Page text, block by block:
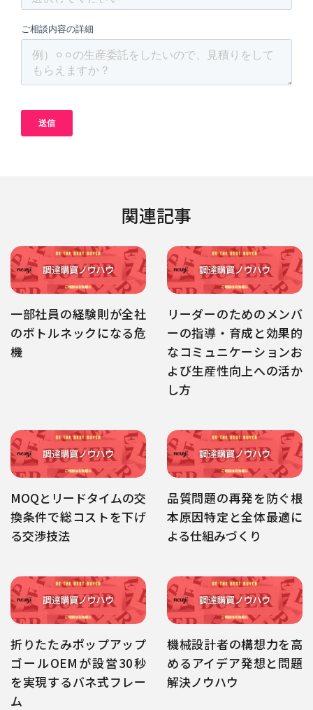
関連記事
一部社員の経験則が全社
のボトルネックになる危
機
リーダーのためのメンバ
ーの指導・育成と効果的
なコミュニケーションお
よび生産性向上への活か
し方
MOQとリードタイムの交
換条件で総コストを下げ
る交渉技法
品質問題の再発を防ぐ根
本原因特定と全体最適に
よる仕組みづくり
折りたたみポップアップ
ゴールOEMが設営30秒
を実現するバネ式フレー
ム
機械設計者の構想力を高
めるアイデア発想と問題
解決ノウハウ